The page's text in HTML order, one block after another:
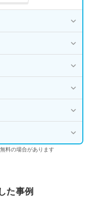
料の場合があります
た事例